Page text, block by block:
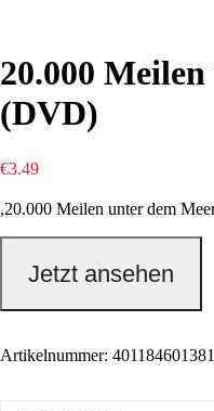
20.000
(DVD)
€3.49
,20.000 Meilen unter dem
Jetzt ansehen
Artikelnummer: